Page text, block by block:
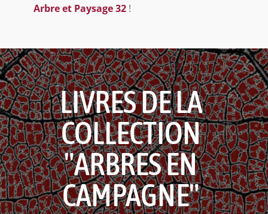
Arbre et Paysage 32 !
LIVRES DE LA
COLLECTION
"ARBRES EN
CAMPAGNE"